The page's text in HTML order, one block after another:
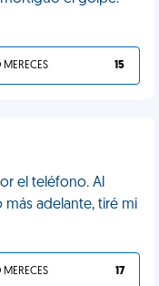
MERECES 15
el teléfono. Al
adelante, tiré mi
MERECES 17